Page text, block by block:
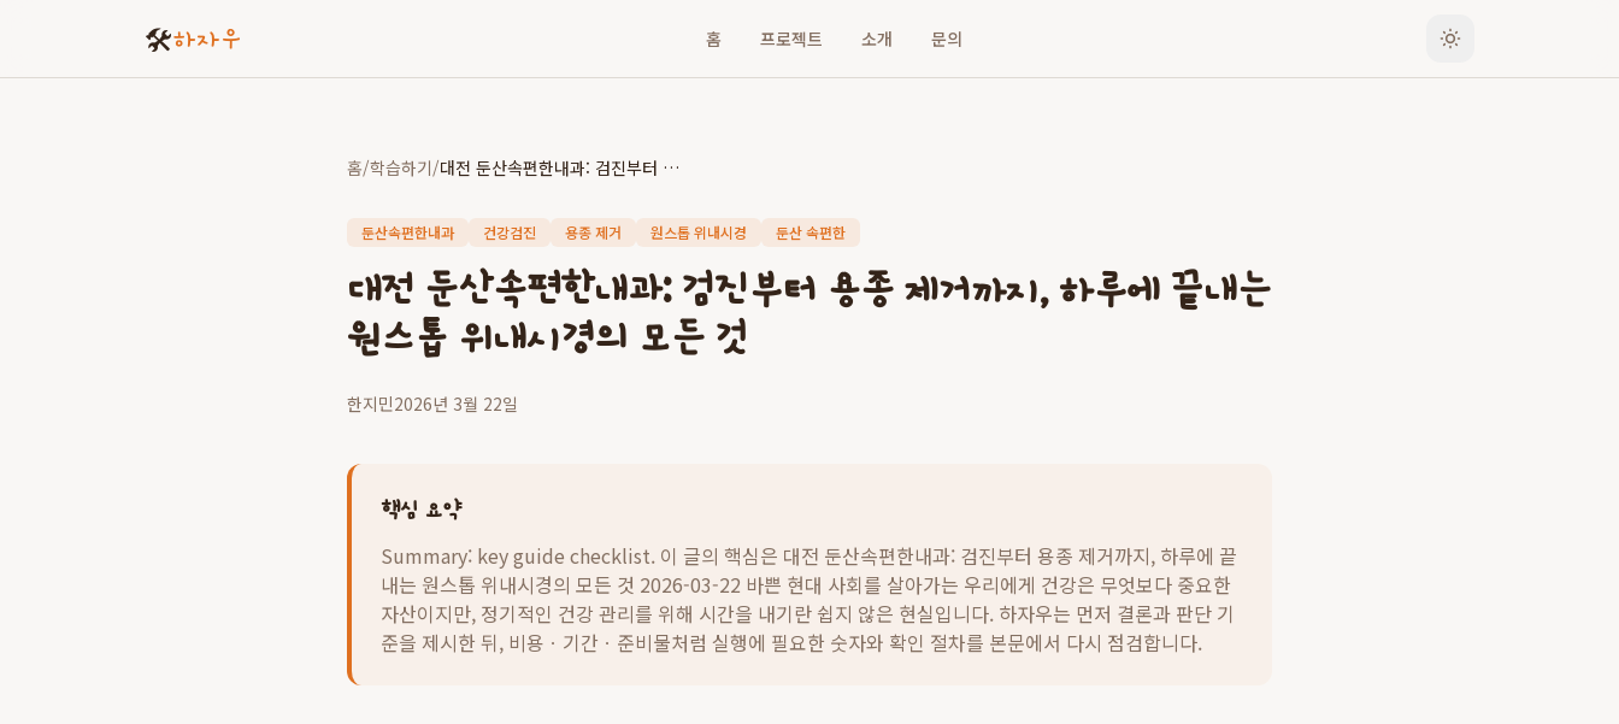
🛠️하자우 홈 프로젝트 소개 문의
홈/학습하기/ 대전 둔산속편한내과: 검진부터 용종 제거까지, 하루에 끝내는 원스톱 위내시경의 모든 것
둔산속편한내과 건강검진 용종 제거 원스톱 위내시경 둔산 속편한
대전 둔산속편한내과: 검진부터 용종 제거까지, 하루에 끝내는
원스톱 위내시경의 모든 것
한지민2026년 3월 22일
핵심 요약
Summary: key guide checklist. 이 글의 핵심은 대전 둔산속편한내과: 검진부터 용종 제거까지, 하루에 끝
내는 원스톱 위내시경의 모든 것 2026-03-22 바쁜 현대 사회를 살아가는 우리에게 건강은 무엇보다 중요한
자산이지만, 정기적인 건강 관리를 위해 시간을 내기란 쉽지 않은 현실입니다. 하자우는 먼저 결론과 판단 기
준을 제시한 뒤, 비용ㆍ기간ㆍ준비물처럼 실행에 필요한 숫자와 확인 절차를 본문에서 다시 점검합니다.